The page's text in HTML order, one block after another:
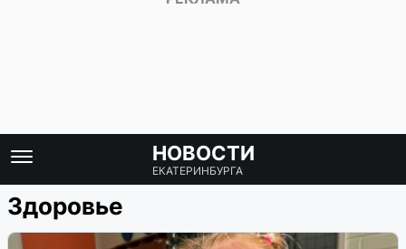
НОВОСТИ
ЕКАТЕРИНБУРГА
Здоровье